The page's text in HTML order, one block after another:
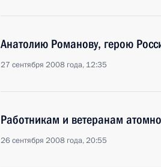
Анатолию Романову, герою
27 сентября 2008 года, 12:35
Работникам и ветеранам
26 сентября 2008 года, 20:55